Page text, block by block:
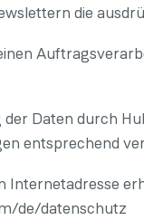
die
Daten durch
entsprechend
Internetadresse
de/datenschutz